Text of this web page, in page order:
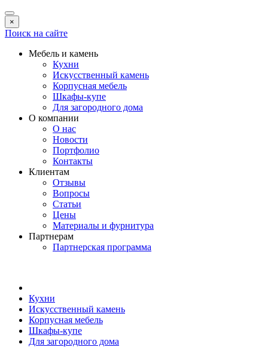
×
Поиск на сайте
Мебель и камень
Кухни
Искусственный камень
Корпусная мебель
Шкафы-купе
Для загородного дома
О компании
О нас
Новости
Портфолио
Контакты
Клиентам
Отзывы
Вопросы
Статьи
Цены
Материалы и фурнитура
Партнерам
Партнерская программа
Кухни
Искусственный камень
Корпусная мебель
Шкафы-купе
Для загородного дома